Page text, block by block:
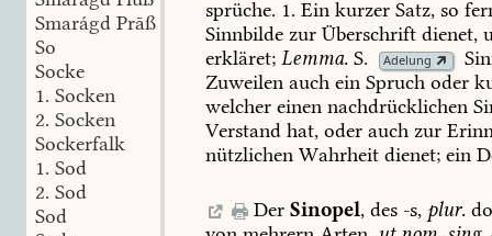
Smarágd Prāß
So
Socke
1. Socken
2. Socken
Sockerfalk
1. Sod
2. Sod
Sod
sprüche. 1. Ein kurzer Satz, so
Sinnbilde zur Überschrift dienet,
erkläret; Lemma. S. Adelung
Zuweilen auch ein Spruch oder
welcher einen nachdrücklichen
Verstand hat, oder auch zur
nützlichen Wahrheit dienet; ein
Der Sinopel,des-s, plur.